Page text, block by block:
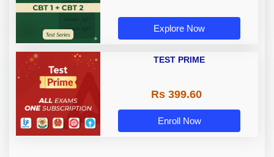
Explore Now
TEST PRIME
Rs 399.60
Enroll Now